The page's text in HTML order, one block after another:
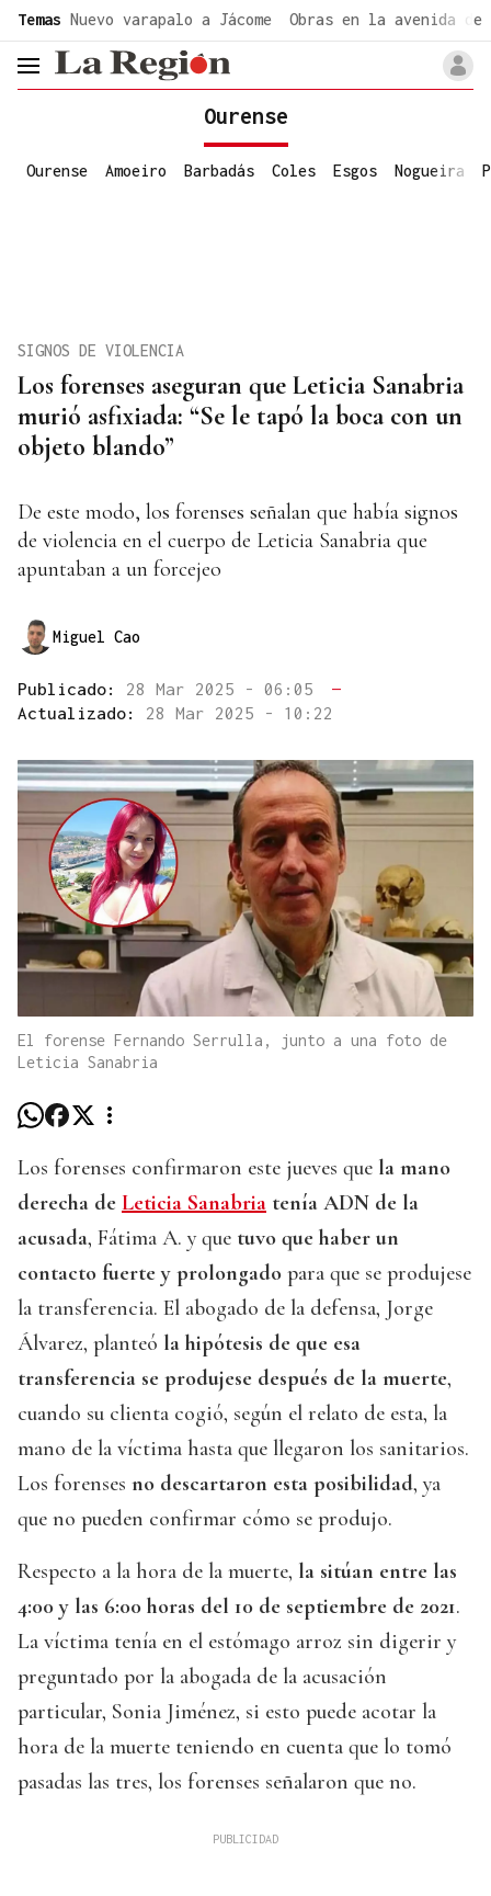
Temas Nuevo varapalo a Jácome Obras en la avenida de
header.menu.open
Ourense
Ourense Amoeiro Barbadás Coles Esgos Nogueira
Los forenses aseguran que Leticia Sanabria
murió asfixiada: “Se le tapó la boca con un
objeto blando”
SIGNOS DE VIOLENCIA
De este modo, los forenses señalan que había signos
de violencia en el cuerpo de Leticia Sanabria que
apuntaban a un forcejeo
Miguel Cao
Publicado: 28 Mar 2025 - 06:05
—
Actualizado: 28 Mar 2025 - 10:22
El forense Fernando Serrulla, junto a una foto de
Leticia Sanabria
Los forenses confirmaron este jueves que la mano
derecha de Leticia Sanabria tenía ADN de la
acusada, Fátima A. y que tuvo que haber un
contacto fuerte y prolongado para que se produjese
la transferencia. El abogado de la defensa, Jorge
Álvarez, planteó la hipótesis de que esa
transferencia se produjese después de la muerte,
cuando su clienta cogió, según el relato de esta, la
mano de la víctima hasta que llegaron los sanitarios.
Los forenses no descartaron esta posibilidad, ya
que no pueden confirmar cómo se produjo.
Respecto a la hora de la muerte, la sitúan entre las
4:00 y las 6:00 horas del 10 de septiembre de 2021.
La víctima tenía en el estómago arroz sin digerir y
preguntado por la abogada de la acusación
particular, Sonia Jiménez, si esto puede acotar la
hora de la muerte teniendo en cuenta que lo tomó
pasadas las tres, los forenses señalaron que no.